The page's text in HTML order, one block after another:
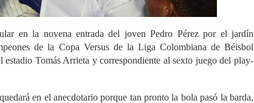
en la novena entrada del joven Pedro Pérez por el jardín
de la Copa Versus de la Liga Colombiana de Béisbol
Tomás Arrieta y correspondiente al sexto juego del play-
en el anecdotario porque tan pronto la bola pasó la barda,